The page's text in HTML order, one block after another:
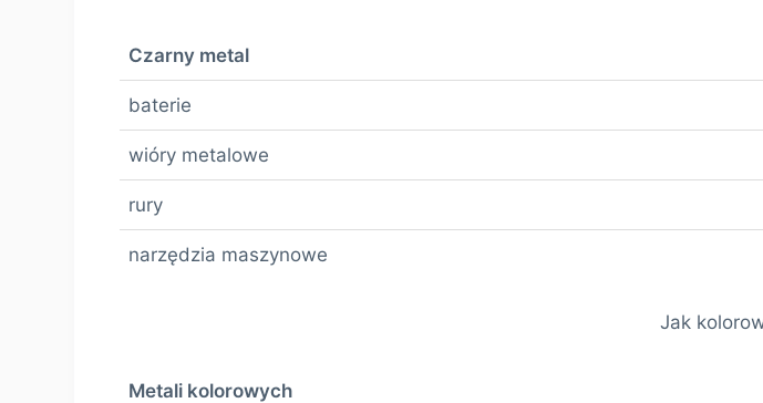
Czarny metal
baterie
wióry metalowe
rury
narzędzia maszynowe
Jak
Metali kolorowych